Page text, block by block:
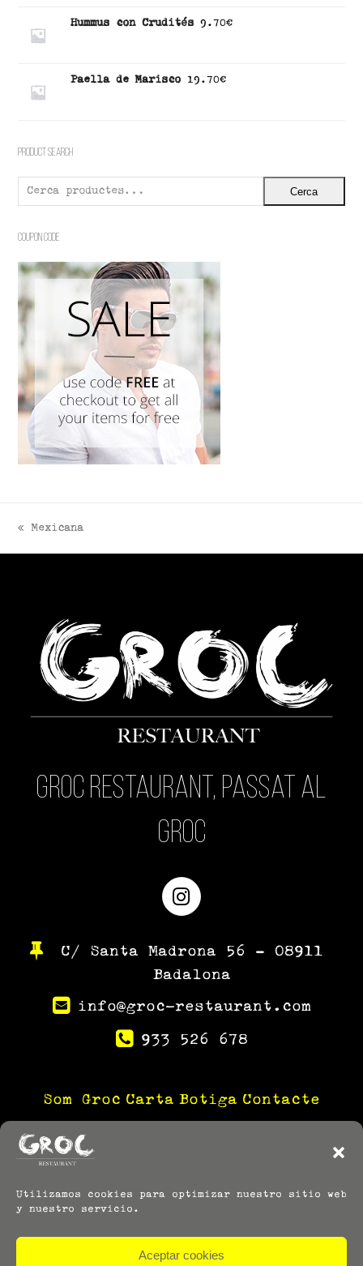
Utilizamos cookies para optimizar nuestro sitio web
y nuestro servicio.
Aceptar cookies
Hummus con Crudités 9.70€
Paella de Marisco 19.70€
Product Search
Cerca
Coupon Code
post:
Mexicana
Groc Restaurant, passat al
Groc
Instagram
C/ Santa Madrona 56 – 08911
Badalona
info@groc-restaurant.com
933 526 678
Som Groc Carta Botiga Contacte